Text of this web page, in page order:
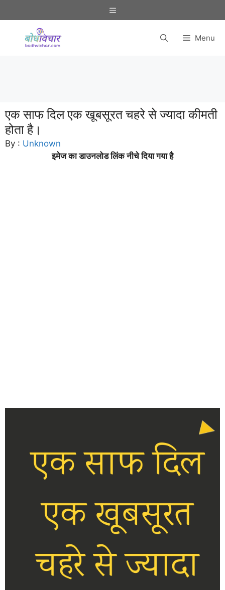
to
Menu
Menu
एक साफ दिल एक खूबसूरत चहरे से ज्यादा कीमती
होता है।
By : Unknown
इमेज का डाउनलोड लिंक नीचे दिया गया है